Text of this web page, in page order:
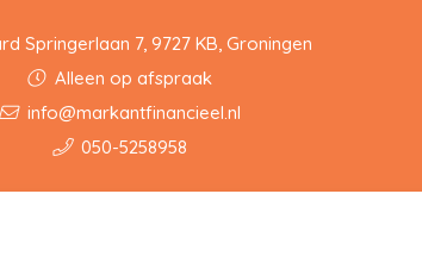
Springerlaan 7, 9727 KB, Groningen
Alleen op afspraak
info@markantfinancieel.nl
050-5258958